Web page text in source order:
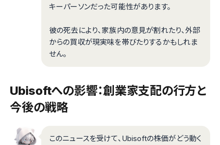
キーパーソンだった可能性があります。
彼の死去により、家族内の意見が割れたり、外部
からの買収が現実味を帯びたりするかもしれま
せん。
Ubisoftへの影響：創業家支配の行方と
今後の戦略
このニュースを受けて、Ubisoftの株価がどう動く